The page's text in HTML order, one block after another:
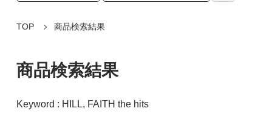
TOP 商品検索結果
商品検索結果
Keyword : HILL, FAITH the hits